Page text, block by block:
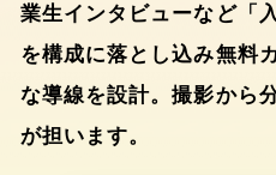
業生インタビューなど「
を構成に落とし込み無料
な導線を設計。撮影から
が担います。